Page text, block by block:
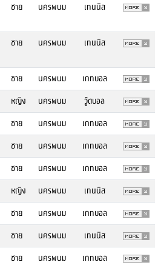
ชาย นครพนม เทนนิส
ชาย นครพนม เทนนิส
ชาย นครพนม
เกทบอล
หญิง นครพนม
วู้ดบอล
ชาย นครพนม
เกทบอล
ชาย นครพนม
เกทบอล
ชาย นครพนม
เกทบอล
หญิง นครพนม
เทนนิส
ชาย นครพนม
เกทบอล
ชาย นครพนม
เทนนิส
ชาย นครพนม
เกทบอล